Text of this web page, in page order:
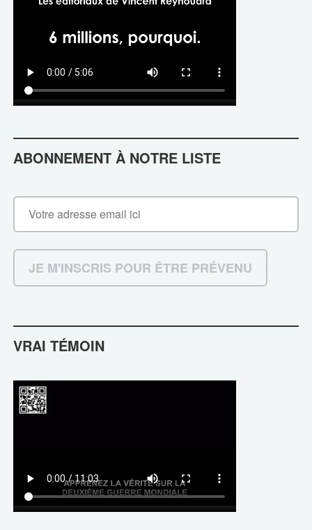
ABONNEMENT À NOTRE LISTE
VRAI TÉMOIN